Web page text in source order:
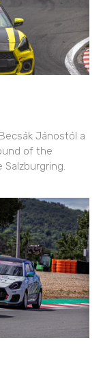
Jánostól a
of the